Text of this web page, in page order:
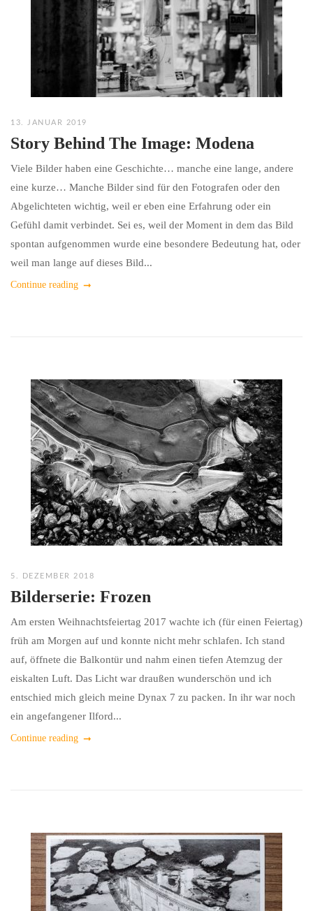
13. JANUAR 2019
Story Behind The Image: Modena
Viele Bilder haben eine Geschichte… manche eine lange, andere
eine kurze… Manche Bilder sind für den Fotografen oder den
Abgelichteten wichtig, weil er eben eine Erfahrung oder ein
Gefühl damit verbindet. Sei es, weil der Moment in dem das Bild
spontan aufgenommen wurde eine besondere Bedeutung hat, oder
weil man lange auf dieses Bild...
Continue reading
5. DEZEMBER 2018
Bilderserie: Frozen
Am ersten Weihnachtsfeiertag 2017 wachte ich (für einen Feiertag)
früh am Morgen auf und konnte nicht mehr schlafen. Ich stand
auf, öffnete die Balkontür und nahm einen tiefen Atemzug der
eiskalten Luft. Das Licht war draußen wunderschön und ich
entschied mich gleich meine Dynax 7 zu packen. In ihr war noch
ein angefangener Ilford...
Continue reading